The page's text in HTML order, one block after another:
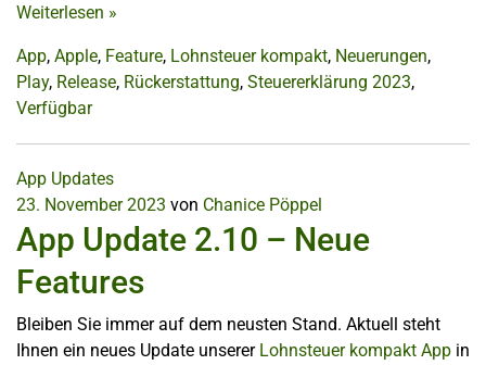
Weiterlesen »
App, Apple, Feature, Lohnsteuer kompakt, Neuerungen,
Play, Release, Rückerstattung, Steuererklärung 2023,
Verfügbar
App Updates
23. November 2023 von Chanice Pöppel
App Update 2.10 – Neue
Features
Bleiben Sie immer auf dem neusten Stand. Aktuell steht
Ihnen ein neues Update unserer Lohnsteuer kompakt App in